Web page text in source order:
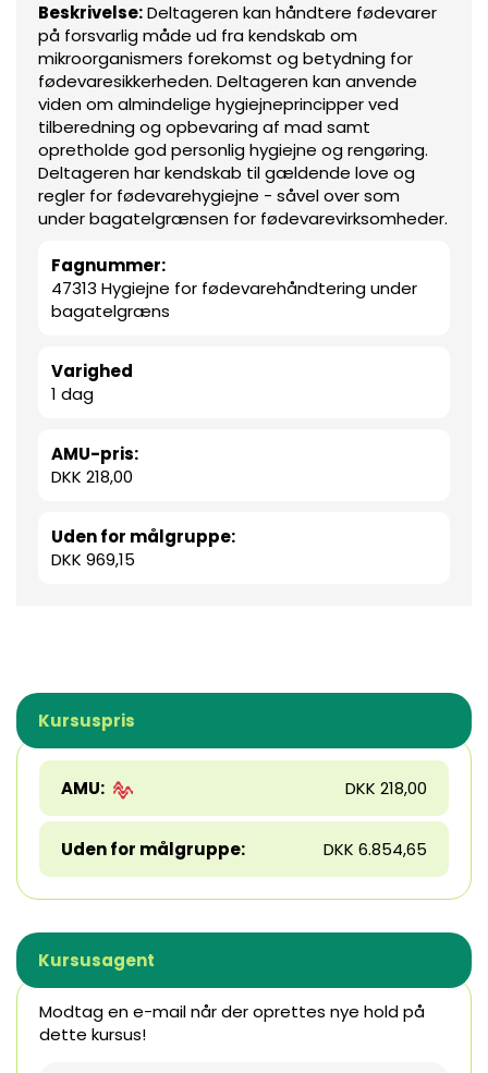
Beskrivelse:Deltageren kan håndtere fødevarer
på forsvarlig måde ud fra kendskab om
mikroorganismers forekomst og betydning for
fødevaresikkerheden. Deltageren kan anvende
viden om almindelige hygiejneprincipper ved
tilberedning og opbevaring af mad samt
opretholde god personlig hygiejne og rengøring.
Deltageren har kendskab til gældende love og
regler for fødevarehygiejne - såvel over som
under bagatelgrænsen for fødevarevirksomheder.
Fagnummer:
47313 Hygiejne for fødevarehåndtering under
bagatelgræns
Varighed
1 dag
AMU-pris:
DKK 218,00
Uden for målgruppe:
DKK 969,15
Kursuspris
AMU: DKK 218,00
Uden for målgruppe: DKK 6.854,65
Kursusagent
Modtag en e-mail når der oprettes nye hold på
dette kursus!